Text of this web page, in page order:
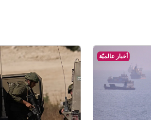
أخبار عالميّة